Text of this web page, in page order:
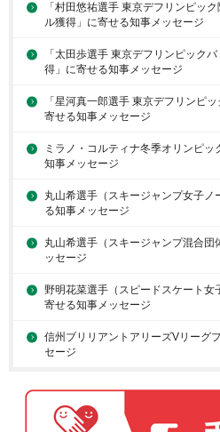
「村田悠祐選手 東京デフリンピッ
ル獲得」に寄せる知事メッセージ
「太田歩選手 東京デフリンピック
得」に寄せる知事メッセージ
「星河真一郎選手 東京デフリンピ
寄せる知事メッセージ
ミラノ・コルティナ冬季オリンピ
知事メッセージ
丸山希選手（スキージャンプ女子
る知事メッセージ
丸山希選手（スキージャンプ混合団
ッセージ
野明花菜選手（スピードスケート女
寄せる知事メッセージ
信州ブリリアントアリーズVリーグ
セージ